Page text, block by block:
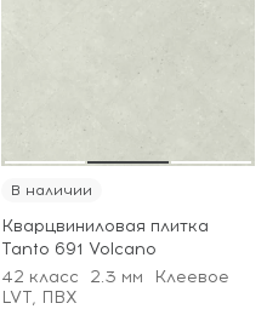
В наличии
Кварцвиниловая плитка
Tanto 691 Volcano
42 класс
2.3 мм
Клеевое
LVT, ПВХ